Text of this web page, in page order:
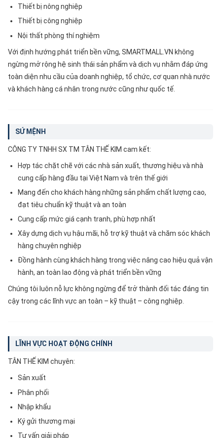
Thiết bị nông nghiệp
Thiết bị công nghiệp
Nội thất phòng thí nghiệm
Với định hướng phát triển bền vững, SMARTMALL.VN không
ngừng mở rộng hệ sinh thái sản phẩm và dịch vụ nhằm đáp ứng
toàn diện nhu cầu của doanh nghiệp, tổ chức, cơ quan nhà nước
và khách hàng cá nhân trong nước cũng như quốc tế.
SỨ MỆNH
CÔNG TY TNHH SX TM TÂN THẾ KIM cam kết:
Hợp tác chặt chẽ với các nhà sản xuất, thương hiệu và nhà
cung cấp hàng đầu tại Việt Nam và trên thế giới
Mang đến cho khách hàng những sản phẩm chất lượng cao,
đạt tiêu chuẩn kỹ thuật và an toàn
Cung cấp mức giá cạnh tranh, phù hợp nhất
Xây dựng dịch vụ hậu mãi, hỗ trợ kỹ thuật và chăm sóc khách
hàng chuyên nghiệp
Đồng hành cùng khách hàng trong việc nâng cao hiệu quả vận
hành, an toàn lao động và phát triển bền vững
Chúng tôi luôn nỗ lực không ngừng để trở thành đối tác đáng tin
cậy trong các lĩnh vực an toàn – kỹ thuật – công nghiệp.
LĨNH VỰC HOẠT ĐỘNG CHÍNH
TÂN THẾ KIM chuyên:
Sản xuất
Phân phối
Nhập khẩu
Ký gửi thương mại
Tư vấn giải pháp